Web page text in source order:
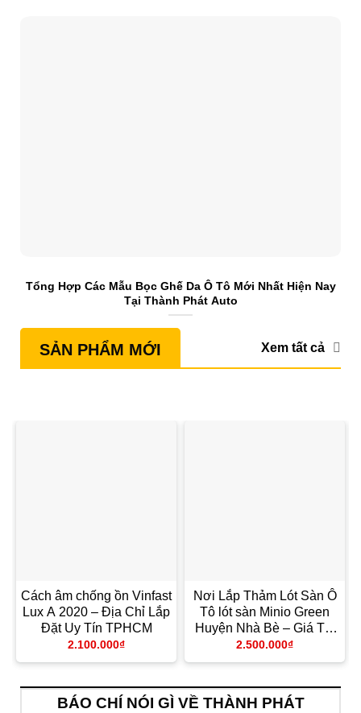
Tổng Hợp Các Mẫu Bọc Ghế Da Ô Tô Mới Nhất Hiện Nay
Tại Thành Phát Auto
SẢN PHẨM MỚI Xem tất cả
Cách âm chống ồn Vinfast
Lux A 2020 – Địa Chỉ Lắp
Đặt Uy Tín TPHCM
2.100.000₫
Nơi Lắp Thảm Lót Sàn Ô
Tô lót sàn Minio Green
Huyện Nhà Bè – Giá Tốt
TPHCM
2.500.000₫
BÁO CHÍ NÓI GÌ VỀ THÀNH PHÁT